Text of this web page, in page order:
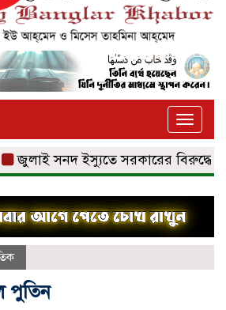
Toggle
সনদ ইস্যুতে সরকারের বিরুদ্ধে
পুতিন